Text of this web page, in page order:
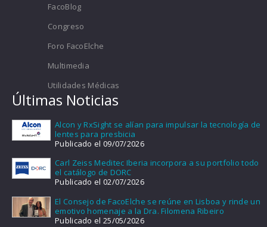
FacoBlog
Congreso
Foro FacoElche
Multimedia
Utilidades Médicas
Últimas Noticias
Alcon y RxSight se alían para impulsar la tecnología de
lentes para presbicia
Publicado el 09/07/2026
Carl Zeiss Meditec Iberia incorpora a su portfolio todo
el catálogo de DORC
Publicado el 02/07/2026
El Consejo de FacoElche se reúne en Lisboa y rinde un
emotivo homenaje a la Dra. Filomena Ribeiro
Publicado el 25/05/2026